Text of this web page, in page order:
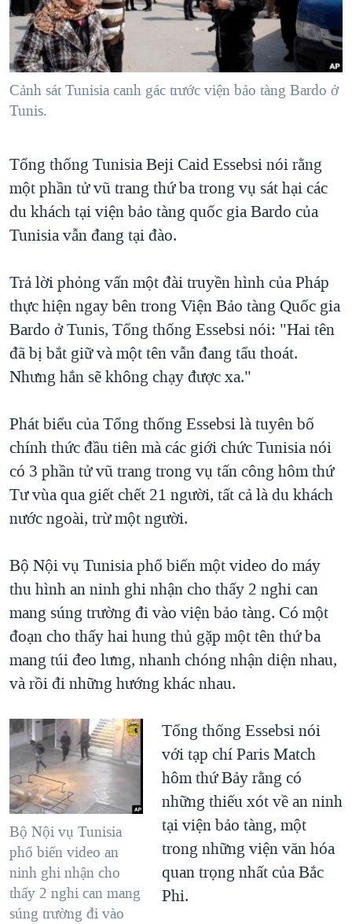
"Tìm"NGƯỜI VIỆT HẢI NGOẠI
ĐỜI SỐNG
KINH TẾ
VĂN HOÁ
THỂ THAO
GIÁO DỤC
TẠI
HÀNH TRÌNH BẦU CỬ 2024
MỘT NĂM CHIẾN TRANH TẠI DẢI GAZA
GIẢI MÃ VÀNH ĐAI & CON ĐƯỜNG
NGÀY TỊ NẠN THẾ GIỚI
GROUND ZERO – XƯA VÀ NAY
CHI PHÍ CHIẾN TRANH AFGHANISTAN
CÁC GIÁ TRỊ CỘNG HÒA Ở VIỆT NAM
TRỊNH VĨNH BÌNH VS. CHÍNH PHỦ VIỆT NAM
NGƯ DÂN VIỆT VÀ LÀN SÓNG TRỘM HẢI SÂM
BÊN KIA QUỐC LỘ: TIẾNG VỌNG TỪ NÔNG THÔN MỸ
QUAN HỆ VIỆT MỸ
VIDEO
NGHE
MẠNG XÃ HỘI
Ngôn ngữ khác
Cảnh sát Tunisia canh gác trước viện bảo tàng Bardo ở
Tunis.
Tổng thống Tunisia Beji Caid Essebsi nói rằng
một phần tử vũ trang thứ ba trong vụ sát hại các
du khách tại viện bảo tàng quốc gia Bardo của
Tunisia vẫn đang tại đào.
Trả lời phỏng vấn một đài truyền hình của Pháp
thực hiện ngay bên trong Viện Bảo tàng Quốc gia
Bardo ở Tunis, Tổng thống Essebsi nói: "Hai tên
đã bị bắt giữ và một tên vẫn đang tẩu thoát.
Nhưng hắn sẽ không chạy được xa."
Phát biểu của Tổng thống Essebsi là tuyên bố
chính thức đầu tiên mà các giới chức Tunisia nói
có 3 phần tử vũ trang trong vụ tấn công hôm thứ
Tư vùa qua giết chết 21 người, tất cả là du khách
nước ngoài, trừ một người.
Bộ Nội vụ Tunisia phổ biến một video do máy
thu hình an ninh ghi nhận cho thấy 2 nghi can
mang súng trường đi vào viện bảo tàng. Có một
đoạn cho thấy hai hung thủ gặp một tên thứ ba
mang túi đeo lưng, nhanh chóng nhận diện nhau,
và rồi đi những hướng khác nhau.
Bộ Nội vụ Tunisia
phổ biến video an
ninh ghi nhận cho
thấy 2 nghi can mang
súng trường đi vào
Tổng thống Essebsi nói
với tạp chí Paris Match
hôm thứ Bảy rằng có
những thiếu xót về an ninh
tại viện bảo tàng, một
trong những viện văn hóa
quan trọng nhất của Bắc
Phi.